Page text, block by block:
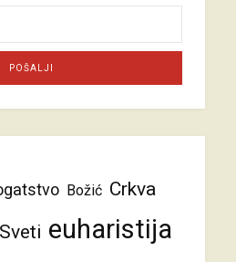
Božić Crkva
euharistija